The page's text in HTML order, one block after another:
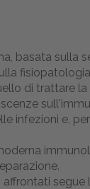
basata sulla
di trattare
infezioni e,
affrontati